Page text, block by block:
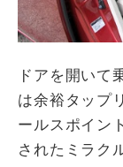
ドアを開いて
は余裕タップ
ールスポイン
されたミラク